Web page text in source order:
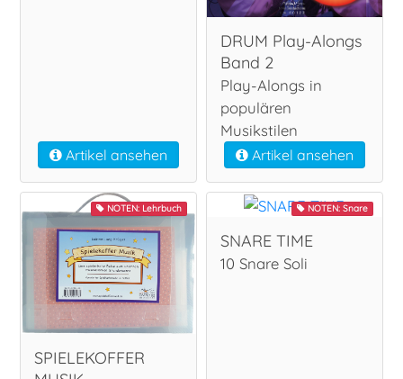
Artikel ansehen
DRUM Play-Alongs
Band 2
Play-Alongs in
populären
Musikstilen
Artikel ansehen
NOTEN: Lehrbuch
SPIELEKOFFER
NOTEN: Snare
SNARE TIME
10 Snare Soli